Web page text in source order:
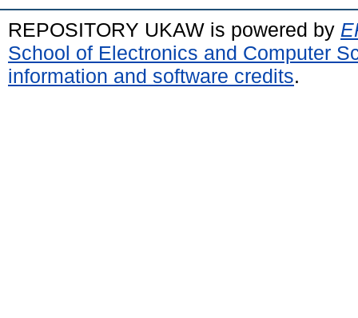
REPOSITORY UKAW is powered by
School of Electronics and Computer
information and software credits.